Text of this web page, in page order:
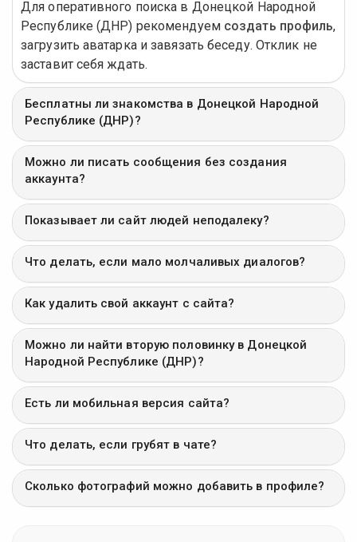
Для оперативного поиска в Донецкой Народной
Республике (ДНР) рекомендуем создать профиль,
загрузить аватарка и завязать беседу. Отклик не
заставит себя ждать.
Бесплатны ли знакомства в Донецкой Народной
Республике (ДНР)?
Можно ли писать сообщения без создания
аккаунта?
Показывает ли сайт людей неподалеку?
Что делать, если мало молчаливых диалогов?
Как удалить свой аккаунт с сайта?
Можно ли найти вторую половинку в Донецкой
Народной Республике (ДНР)?
Есть ли мобильная версия сайта?
Что делать, если грубят в чате?
Сколько фотографий можно добавить в профиле?